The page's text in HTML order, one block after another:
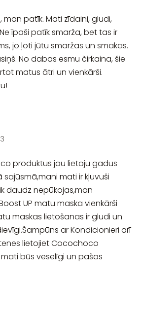
man patīk. Mati zīdaini, gludi,
īpaši patīk smarža, bet tas ir
jo ļoti jūtu smaržas un smakas.
No dabas esmu čirkaina, šie
matus ātri un vienkārši.
produktus jau lietoju gadus
sajūsmā,mani mati ir kļuvuši
daudz nepūkojas,man
UP matu maska vienkārši
maskas lietošanas ir gludi un
ar Kondicionieri arī
lietojiet Cocochoco
būs veselīgi un pašas